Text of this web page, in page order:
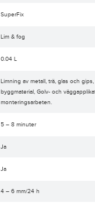
SuperFix
Lim & fog
0.04 L
Limning av metall, trä, glas och
byggmaterial, Golv- och
monteringsarbeten.
5 – 8 minuter
Ja
Ja
4 – 6 mm/24 h